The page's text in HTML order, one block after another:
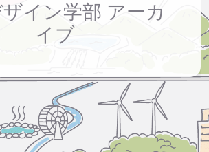
イン学部 アーカ
イブ